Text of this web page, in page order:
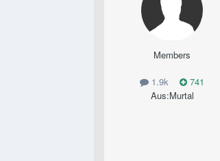
Members
1.9k
741
Aus:Murtal